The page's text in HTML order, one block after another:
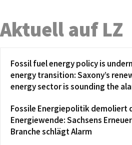
Aktuell auf LZ
Fossil fuel energy policy is
energy transition: Saxony’s
energy sector is sounding the
Fossile Energiepolitik demoliert
Energiewende: Sachsens
Branche schlägt Alarm